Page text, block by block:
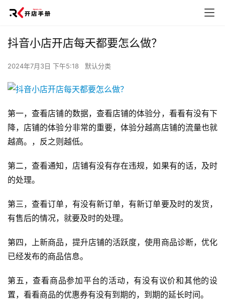
抖音小店开店每天都要怎么做？
2024年7月3日 下午5:18 默认分类
第一，查看店铺的数据，查看店铺的体验分，看看有没有下
降，店铺的体验分非常的重要，体验分越高店铺的流量也就
越高。，反之则越低。
第二，查看通知，店铺有没有存在违规，如果有的话，及时
的处理。
第三，查看订单，有没有新订单，有新订单要及时的发货，
有售后的情况，就要及时的处理。
第四，上新商品，提升店铺的活跃度，使用商品诊断，优化
已经发布的商品信息。
第五，查看商品参加平台的活动，有没有议价和其他的设
置，看看商品的优惠券有没有到期的，到期的延长时间。